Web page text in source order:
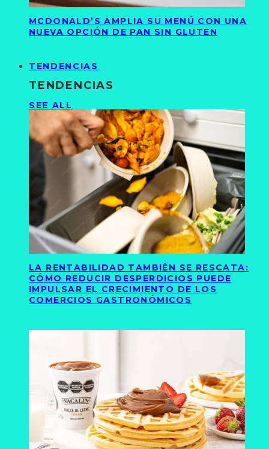
MCDONALD’S AMPLIA SU MENÚ CON UNA
NUEVA OPCIÓN DE PAN SIN GLUTEN
TENDENCIAS
TENDENCIAS
SEE ALL
LA RENTABILIDAD TAMBIÉN SE RESCATA:
CÓMO REDUCIR DESPERDICIOS PUEDE
IMPULSAR EL CRECIMIENTO DE LOS
COMERCIOS GASTRONÓMICOS